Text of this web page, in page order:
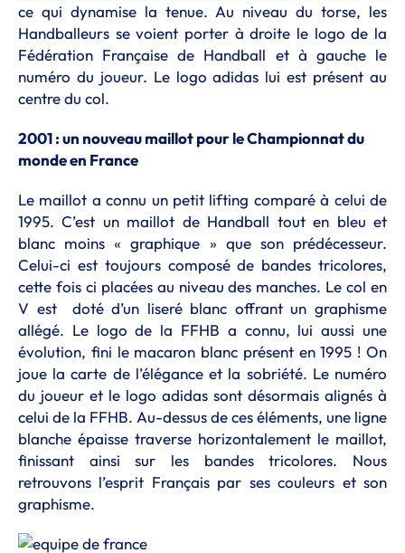
ce qui dynamise la tenue. Au niveau du torse, les
Handballeurs se voient porter à droite le logo de la
Fédération Française de Handball et à gauche le
numéro du joueur. Le logo adidas lui est présent au
centre du col.
2001 : un nouveau maillot pour le Championnat du
monde en France
Le maillot a connu un petit lifting comparé à celui de
1995. C’est un maillot de Handball tout en bleu et
blanc moins « graphique » que son prédécesseur.
Celui-ci est toujours composé de bandes tricolores,
cette fois ci placées au niveau des manches. Le col en
V est doté d’un liseré blanc offrant un graphisme
allégé. Le logo de la FFHB a connu, lui aussi une
évolution, fini le macaron blanc présent en 1995 ! On
joue la carte de l’élégance et la sobriété. Le numéro
du joueur et le logo adidas sont désormais alignés à
celui de la FFHB. Au-dessus de ces éléments, une ligne
blanche épaisse traverse horizontalement le maillot,
finissant ainsi sur les bandes tricolores. Nous
retrouvons l’esprit Français par ses couleurs et son
graphisme.